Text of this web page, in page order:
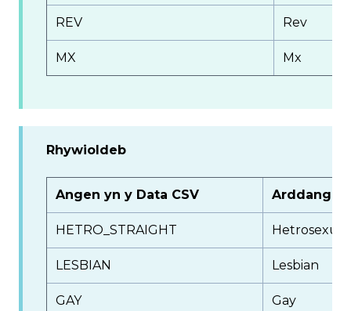
REV Rev
MX Mx
Rhywioldeb
Angen yn y Data CSV Arddangos
HETRO_STRAIGHT
LESBIAN Lesbian
GAY Gay